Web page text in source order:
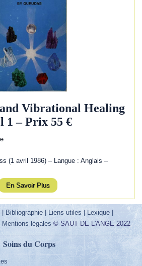
Vibrational Healing
1 – Prix 55 €
(1 avril 1986) – Langue : Anglais –
En Savoir Plus
| Bibliographie | Liens utiles| Lexique |
Mentions légales © SAUT DE L'ANGE 2022
Soins du Corps